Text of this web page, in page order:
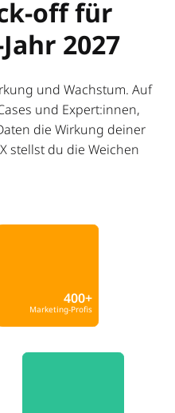
off für
2027
und Wachstum. Auf
und Expert:innen,
die Wirkung deiner
stellst du die Weichen
400+
Marketing-Profis